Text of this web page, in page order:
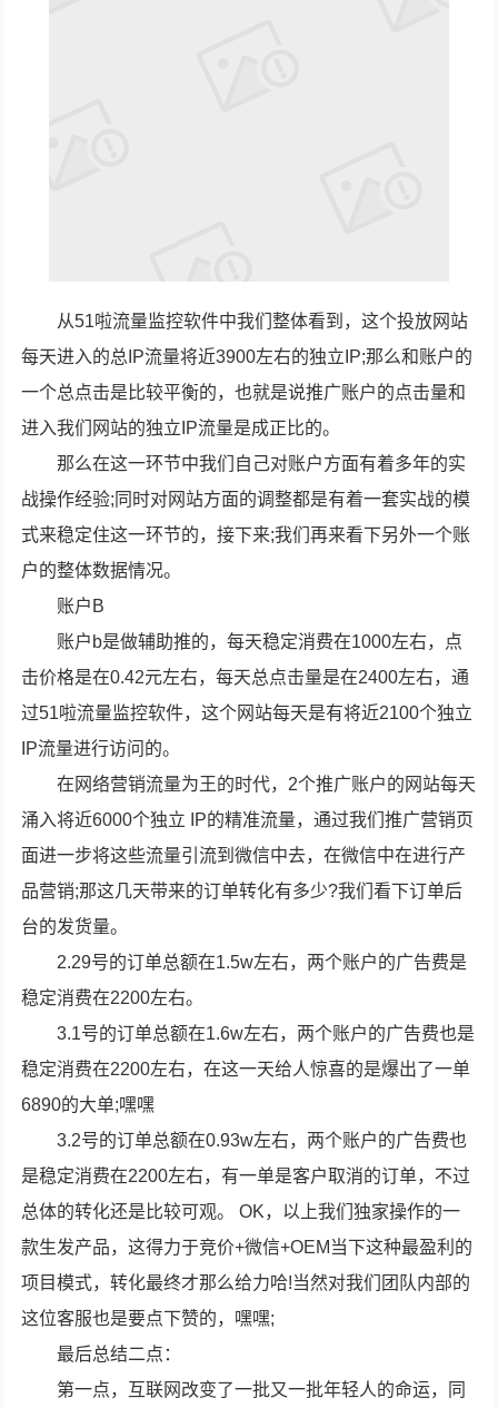
从51啦流量监控软件中我们整体看到，这个投放网站
每天进入的总IP流量将近3900左右的独立IP;那么和账户的
一个总点击是比较平衡的，也就是说推广账户的点击量和
进入我们网站的独立IP流量是成正比的。
那么在这一环节中我们自己对账户方面有着多年的实
战操作经验;同时对网站方面的调整都是有着一套实战的模
式来稳定住这一环节的，接下来;我们再来看下另外一个账
户的整体数据情况。
账户B
账户b是做辅助推的，每天稳定消费在1000左右，点
击价格是在0.42元左右，每天总点击量是在2400左右，通
过51啦流量监控软件，这个网站每天是有将近2100个独立
IP流量进行访问的。
在网络营销流量为王的时代，2个推广账户的网站每天
涌入将近6000个独立 IP的精准流量，通过我们推广营销页
面进一步将这些流量引流到微信中去，在微信中在进行产
品营销;那这几天带来的订单转化有多少?我们看下订单后
台的发货量。
2.29号的订单总额在1.5w左右，两个账户的广告费是
稳定消费在2200左右。
3.1号的订单总额在1.6w左右，两个账户的广告费也是
稳定消费在2200左右，在这一天给人惊喜的是爆出了一单
6890的大单;嘿嘿
3.2号的订单总额在0.93w左右，两个账户的广告费也
是稳定消费在2200左右，有一单是客户取消的订单，不过
总体的转化还是比较可观。 OK，以上我们独家操作的一
款生发产品，这得力于竞价+微信+OEM当下这种最盈利的
项目模式，转化最终才那么给力哈!当然对我们团队内部的
这位客服也是要点下赞的，嘿嘿;
最后总结二点：
第一点，互联网改变了一批又一批年轻人的命运，同